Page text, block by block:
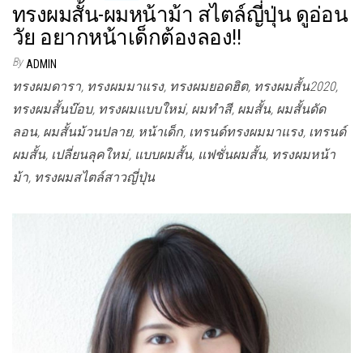
ทรงผมสั้น-ผมหน้าม้า สไตล์ญี่ปุ่น ดูอ่อน
วัย อยากหน้าเด็กต้องลอง!!
By ADMIN
ทรงผมดารา, ทรงผมมาแรง, ทรงผมยอดฮิต, ทรงผมสั้น2020,
ทรงผมสั้นบ๊อบ, ทรงผมแบบใหม่, ผมทำสี, ผมสั้น, ผมสั้นดัด
ลอน, ผมสั้นม้วนปลาย, หน้าเด็ก, เทรนด์ทรงผมมาแรง, เทรนด์
ผมสั้น, เปลี่ยนลุคใหม่, แบบผมสั้น, แฟชั่นผมสั้น, ทรงผมหน้า
ม้า, ทรงผมสไตล์สาวญี่ปุ่น